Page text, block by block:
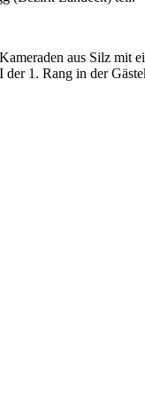
aus Silz mit
1. Rang in der